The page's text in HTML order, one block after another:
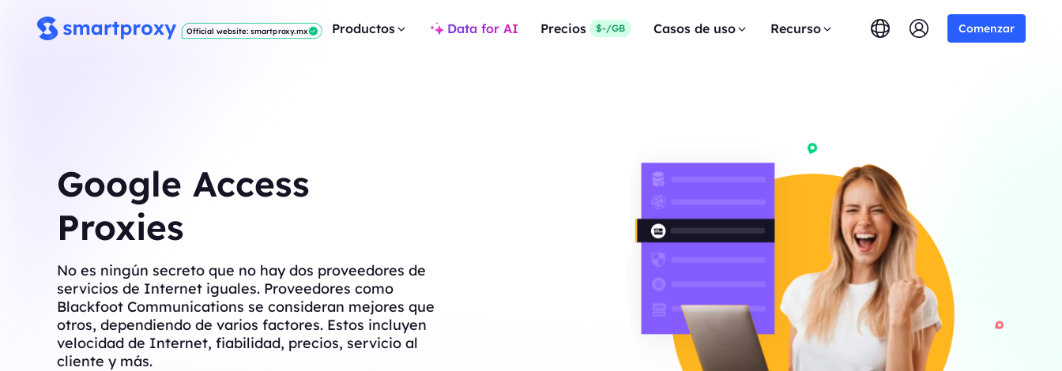
Official website: smartproxy.mx Productos Data for AI Precios $-/GB Casos de uso Recurso Comenzar
Google Access
Proxies
No es ningún secreto que no hay dos proveedores de
servicios de Internet iguales. Proveedores como
Blackfoot Communications se consideran mejores que
otros, dependiendo de varios factores. Estos incluyen
velocidad de Internet, fiabilidad, precios, servicio al
cliente y más.